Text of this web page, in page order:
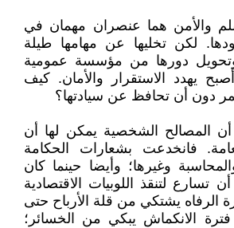
والأمن هما عنصران مهمان في
لكن تخليها عن مهامها طيلة
دورها من مؤسسة عمومية
يهدد الاستقرار والأمان. كيف
دون أن تحافظ عن سيادتها؟
أن المصالح الشخصية يمكن لها أن
فانخدعت بشعارات الحكامة
وغيرها؛ وأيضا حينما كان
تسارع لتنقذ اللوبيات الاقتصادية
الرفاه يشتكي من قلة الأرباح حتى
الانكماش يبكي من الخسائر؛